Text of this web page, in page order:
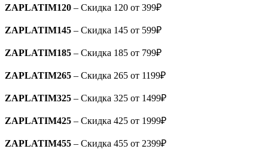
ZAPLATIM120 – Скидка 120 от 399₽
ZAPLATIM145 – Скидка 145 от 599₽
ZAPLATIM185 – Скидка 185 от 799₽
ZAPLATIM265 – Скидка 265 от 1199₽
ZAPLATIM325 – Скидка 325 от 1499₽
ZAPLATIM425 – Скидка 425 от 1999₽
ZAPLATIM455 – Скидка 455 от 2399₽